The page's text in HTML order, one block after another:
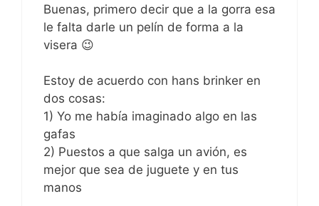
Buenas, primero decir que a la gorra esa
le falta darle un pelín de forma a la
visera 😉
Estoy de acuerdo con hans brinker en
dos cosas:
1) Yo me había imaginado algo en las
gafas
2) Puestos a que salga un avión, es
mejor que sea de juguete y en tus
manos